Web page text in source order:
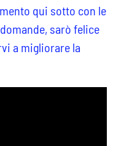
qui sotto con le
sarò felice
a migliorare la